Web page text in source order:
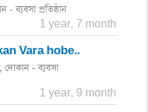
- ব্যবসা প্রতিষ্ঠান
1 year, 7 month
Vara hobe..
দোকান - ব্যবসা
1 year, 9 month